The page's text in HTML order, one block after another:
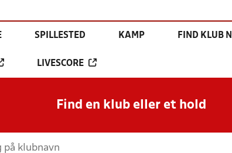
SPILLESTED KAMP FIND KLUB
LIVESCORE
Find en klub eller et hold